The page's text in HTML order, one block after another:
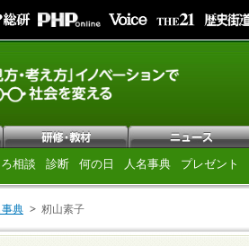
相談 診断 何の日 人名事典 プレゼント
事典 籾山素子